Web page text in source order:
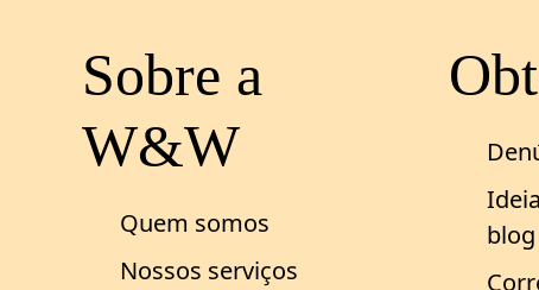
Sobre a
W&W
Quem somos
Nossos serviços
blog